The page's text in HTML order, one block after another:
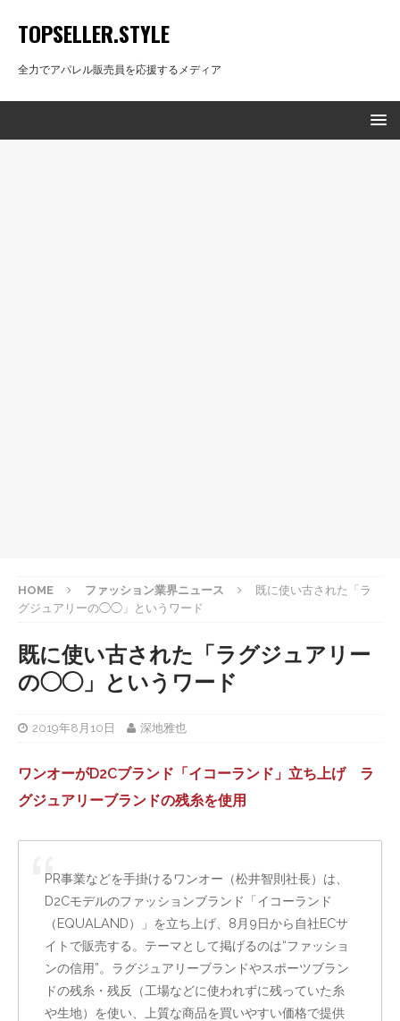
TOPSELLER.STYLE
全力でアパレル販売員を応援するメディア
HOME ファッション業界ニュース
既に使い古された「ラ
グジュアリーの◯◯」というワード
既に使い古された「ラグジュアリー
の◯◯」というワード
2019年8月10日 深地雅也
ワンオーがD2Cブランド「イコーランド」立ち上げ ラ
グジュアリーブランドの残糸を使用
PR事業などを手掛けるワンオー（松井智則社長）は、
D2Cモデルのファッションブランド「イコーランド
（EQUALAND）」を立ち上げ、8月9日から自社ECサ
イトで販売する。テーマとして掲げるのは“ファッショ
ンの信用”。ラグジュアリーブランドやスポーツブラン
ドの残糸・残反（工場などに使われずに残っていた糸
や生地）を使い、上質な商品を買いやすい価格で提供